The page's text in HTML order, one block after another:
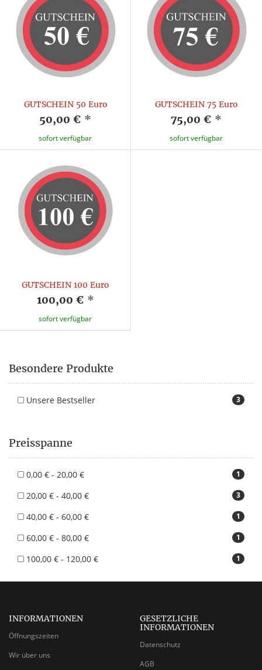
GUTSCHEIN 50 Euro
50,00 € *
sofort verfügbar
GUTSCHEIN 75 Euro
75,00 € *
sofort verfügbar
GUTSCHEIN 100 Euro
100,00 € *
sofort verfügbar
Besondere Produkte
3
Unsere Bestseller
Preisspanne
1
0,00 € - 20,00 €
3
20,00 € - 40,00 €
1
40,00 € - 60,00 €
1
60,00 € - 80,00 €
1
100,00 € - 120,00 €
INFORMATIONEN
Öffnungszeiten
Wir über uns
GESETZLICHE
INFORMATIONEN
Datenschutz
AGB